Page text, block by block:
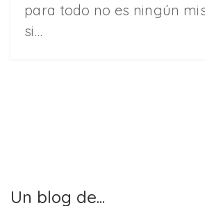
para todo no es ningún
si…
Un blog de...